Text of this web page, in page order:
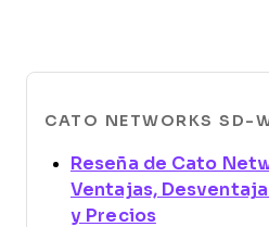
CATO NETWORKS SD-
Reseña de Cato
Ventajas,
y PreciosOpens new